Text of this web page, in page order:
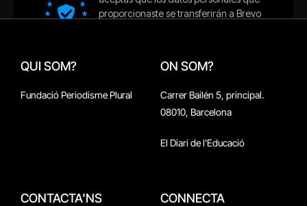
QUI SOM?
Fundació Periodisme Plural
ON SOM?
Carrer Bailén 5, principal.
08010, Barcelona
El Diari de l'Educació
CONTACTA'NS CONNECTA